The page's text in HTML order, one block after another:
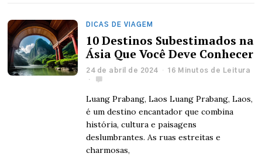
DICAS DE VIAGEM
10 Destinos Subestimados na
Ásia Que Você Deve Conhecer
24 de abril de 2024 16 Minutos de Leitura
Luang Prabang, Laos Luang Prabang, Laos,
é um destino encantador que combina
história, cultura e paisagens
deslumbrantes. As ruas estreitas e
charmosas,